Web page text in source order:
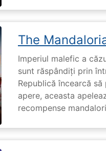
The
Imperiul malefic a
sunt răspândiți prin
Republică încearcă
apere, aceasta
recompense